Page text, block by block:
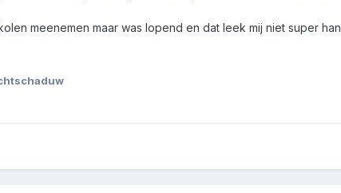
meenemen maar was lopend en dat leek mij niet super